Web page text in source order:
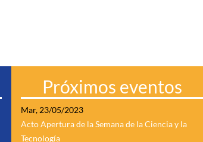
Próximos eventos
Mar, 23/05/2023
Acto Apertura de la Semana de la Ciencia y la
Tecnología